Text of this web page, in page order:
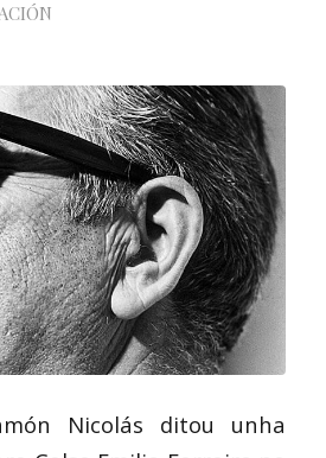
Nicolás ditou unha